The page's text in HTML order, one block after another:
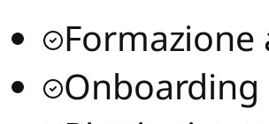
Formazione